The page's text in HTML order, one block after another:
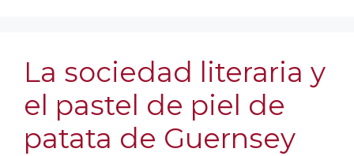
La sociedad literaria y
el pastel de piel de
patata de Guernsey